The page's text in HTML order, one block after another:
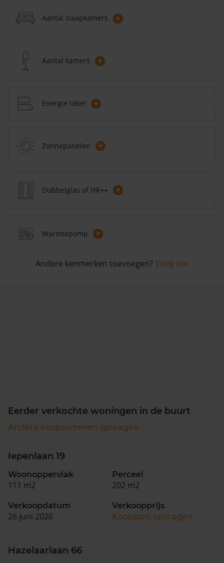
Aantal slaapkamers +
Aantal kamers +
Energie label +
Zonnepanelen +
Dubbelglas of HR++ +
Warmtepomp +
Andere kenmerken toevoegen? Voeg toe
Eerder verkochte woningen in de buurt
Andere koopsommen opvragen
Iepenlaan 19
Woonoppervlak
111 m2
Perceel
202 m2
Verkoopdatum
26 juni 2026
Verkoopprijs
Koopsom opvragen
Hazelaarlaan 66